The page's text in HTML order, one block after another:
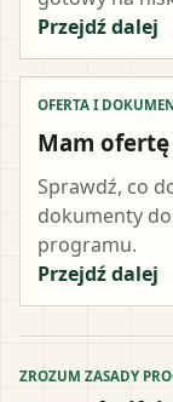
Przejdź dalej
OFERTA I
Mam
Sprawdź, co
dokumenty
programu.
Przejdź dalej
ZROZUM ZASADY